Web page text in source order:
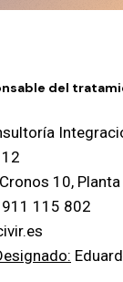
del
10,
911 115 802